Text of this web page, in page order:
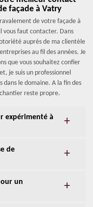
façade à Vatry
de votre façade à
vous faut contacter. Dans
auprès de ma clientèle
au fil des années. Je
que vous souhaitez confier
je suis un professionnel
dans le domaine. A la fin des
reste propre.
expérimenté à
de
un